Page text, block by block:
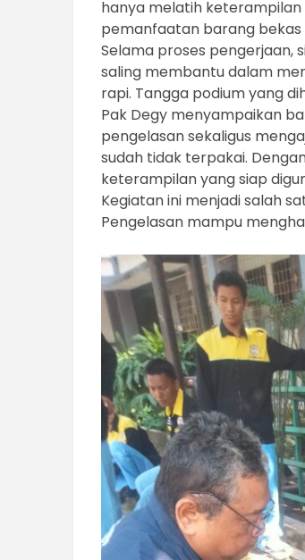
hanya melatih
pemanfaatan barang bekas
Selama proses pengerjaan,
saling membantu dalam
rapi. Tangga podium yang
Pak Degy menyampaikan
pengelasan sekaligus
sudah tidak terpakai.
keterampilan yang siap
Kegiatan ini menjadi salah
Pengelasan mampu